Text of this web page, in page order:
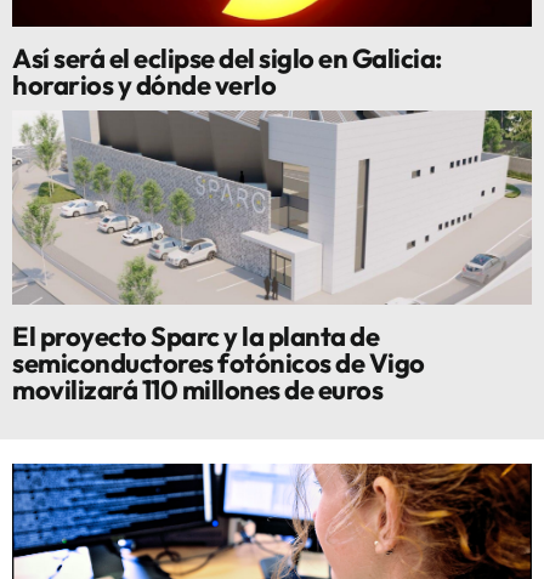
Así será el eclipse del siglo en Galicia:
horarios y dónde verlo
El proyecto Sparc y la planta de
semiconductores fotónicos de Vigo
movilizará 110 millones de euros